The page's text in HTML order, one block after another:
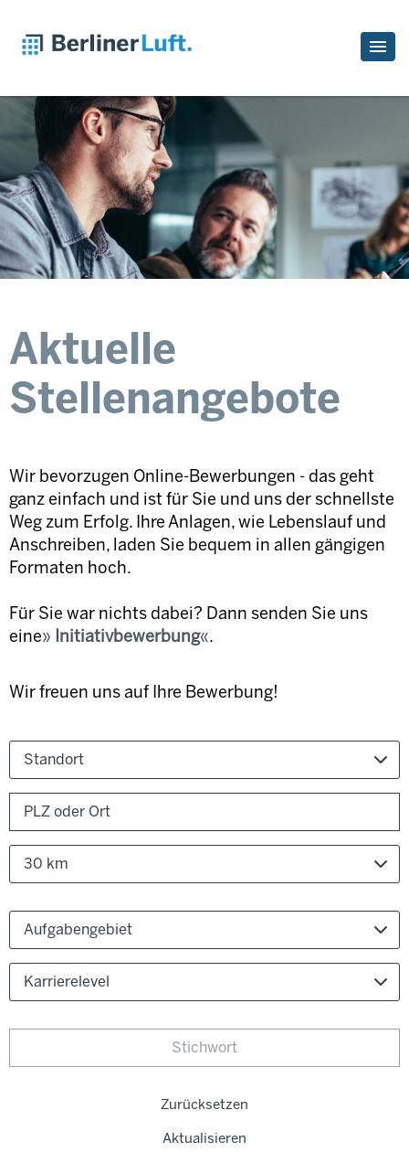
Aktuelle
Stellenangebote
Wir bevorzugen Online-Bewerbungen - das geht
ganz einfach und ist für Sie und uns der schnellste
Weg zum Erfolg. Ihre Anlagen, wie Lebenslauf und
Anschreiben, laden Sie bequem in allen gängigen
Formaten hoch.
Für Sie war nichts dabei? Dann senden Sie uns
eine
Initiativbewerbung .
Wir freuen uns auf Ihre Bewerbung!
Standort
30 km
Aufgabengebiet
Karrierelevel
Zurücksetzen
Aktualisieren